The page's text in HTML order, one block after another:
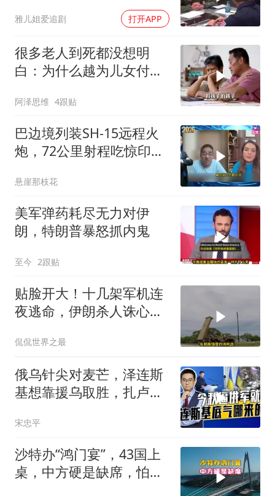
雅儿姐爱追剧 打开APP
很多老人到死都没想明
白：为什么越为儿女付
阿泽思维 4跟贴
巴边境列装SH-15远程火
炮，72公里射程吃惊印度
悬崖那枝花
美军弹药耗尽无力对伊
朗，特朗普暴怒抓内鬼
至今 2跟贴
贴脸开大！十几架军机连
夜逃命，伊朗杀人诛心，
侃侃世界之最
俄乌针尖对麦芒，泽连斯
基想靠援乌取胜，扎卢日
宋忠平
沙特办“鸿门宴”，43国上
桌，中方硬是缺席，怕得